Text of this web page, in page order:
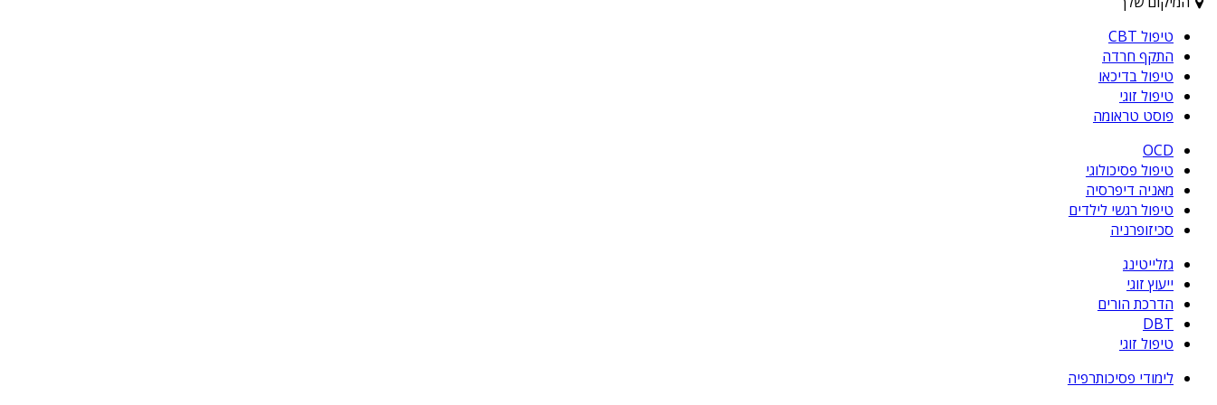
טיפול CBT
התקף חרדה
טיפול בדיכאו
טיפול זוגי
פוסט טראומה
OCD
טיפול פסיכולוגי
מאניה דיפרסיה
טיפול רגשי לילדים
סכיזופרניה
גזלייטינג
ייעוץ זוגי
הדרכת הורים
DBT
טיפול זוגי
לימודי פסיכותרפיה